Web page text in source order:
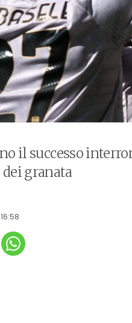
il successo
granata